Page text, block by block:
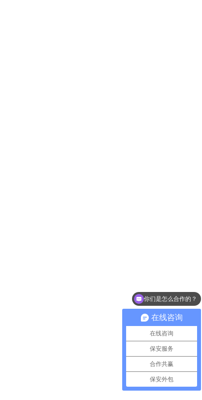
在线咨询
在线咨询
保安服务
合作共赢
保安外包
保安外包给你们怎么收费？